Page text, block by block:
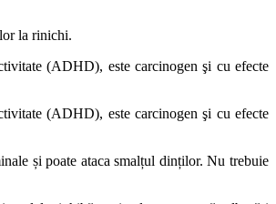
la rinichi.
(ADHD), este carcinogen şi cu efecte
(ADHD), este carcinogen şi cu efecte
și poate ataca smalțul dinților. Nu trebuie